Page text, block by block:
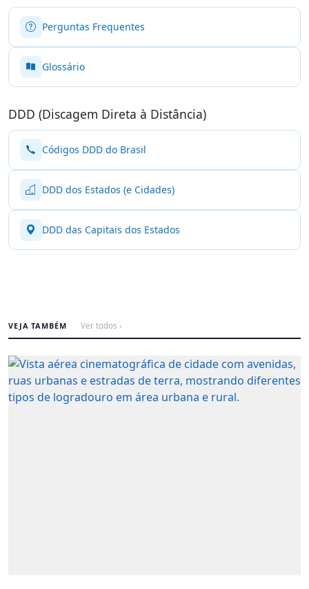
Perguntas Frequentes
Glossário
DDD (Discagem Direta à Distância)
Códigos DDD do Brasil
DDD dos Estados (e Cidades)
DDD das Capitais dos Estados
VEJA TAMBÉM Ver todos ›